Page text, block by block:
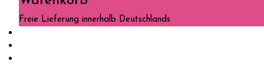
Freie Lieferung innerhalb Deutschlands